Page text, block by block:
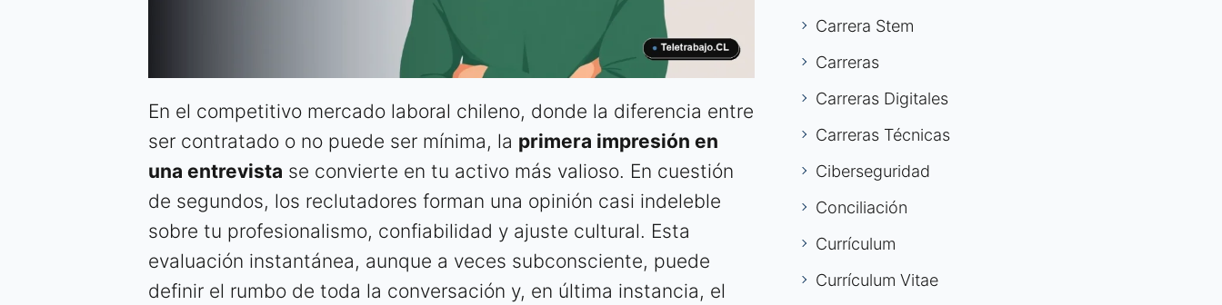
En el competitivo mercado laboral chileno, donde la diferencia entre
ser contratado o no puede ser mínima, la primera impresión en
una entrevista se convierte en tu activo más valioso. En cuestión
de segundos, los reclutadores forman una opinión casi indeleble
sobre tu profesionalismo, confiabilidad y ajuste cultural. Esta
evaluación instantánea, aunque a veces subconsciente, puede
definir el rumbo de toda la conversación y, en última instancia, el
Carrera Stem
Carreras
Carreras Digitales
Carreras Técnicas
Ciberseguridad
Conciliación
Currículum
Currículum Vitae